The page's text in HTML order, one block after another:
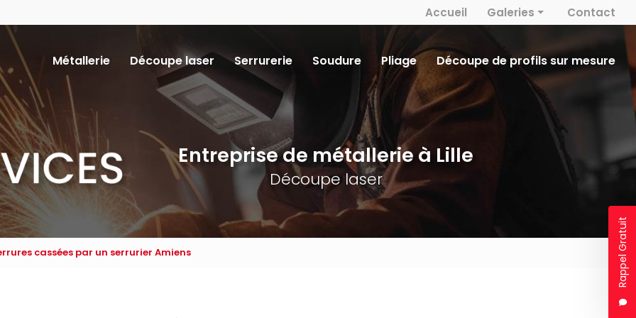
Rappel Gratuit
Accueil Galeries
Métallerie
Découpe laser
Serrurerie
Contact
Métallerie Découpe laser Serrurerie Soudure Pliage Découpe de profils sur mesure
Entreprise de métallerie à Lille
Découpe laser
cassées par un serrurier Amiens